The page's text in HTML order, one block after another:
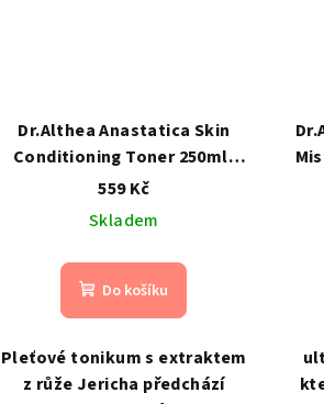
Dr.Althea Anastatica Skin
Conditioning Toner 250ml-
Revitalizační tonikum s
extraktem z růže z Jericha
559 Kč
Skladem
Do košíku
Pleťové tonikum s extraktem
z růže Jericha předchází